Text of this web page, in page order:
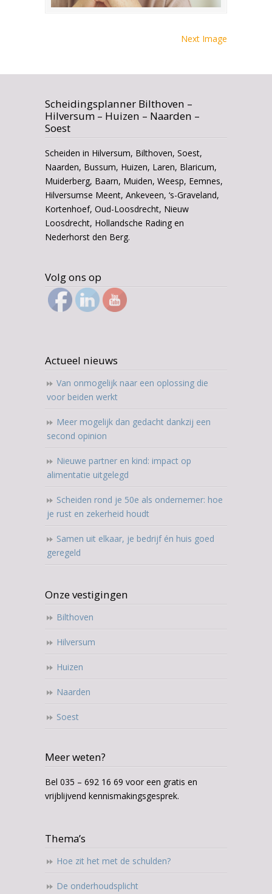
Next Image
Scheidingsplanner Bilthoven –
Hilversum – Huizen – Naarden –
Soest
Scheiden in Hilversum, Bilthoven, Soest,
Naarden, Bussum, Huizen, Laren, Blaricum,
Muiderberg, Baarn, Muiden, Weesp, Eemnes,
Hilversumse Meent, Ankeveen, ‘s-Graveland,
Kortenhoef, Oud-Loosdrecht, Nieuw
Loosdrecht, Hollandsche Rading en
Nederhorst den Berg.
Volg ons op
Actueel nieuws
Van onmogelijk naar een oplossing die
voor beiden werkt
Meer mogelijk dan gedacht dankzij een
second opinion
Nieuwe partner en kind: impact op
alimentatie uitgelegd
Scheiden rond je 50e als ondernemer: hoe
je rust en zekerheid houdt
Samen uit elkaar, je bedrijf én huis goed
geregeld
Onze vestigingen
Bilthoven
Hilversum
Huizen
Naarden
Soest
Meer weten?
Bel 035 – 692 16 69 voor een gratis en
vrijblijvend kennismakingsgesprek.
Thema’s
Hoe zit het met de schulden?
De onderhoudsplicht